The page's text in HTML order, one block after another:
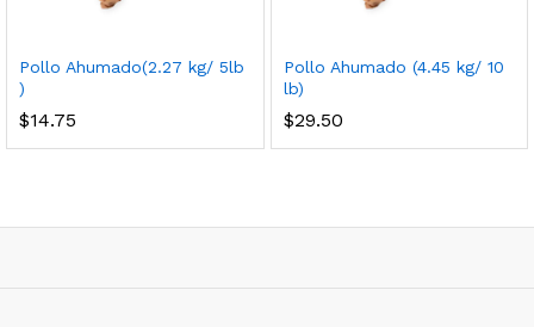
Pollo Ahumado(2.27 kg/ 5lb
)
$14.75
Pollo Ahumado (4.45 kg/ 10
lb)
$29.50